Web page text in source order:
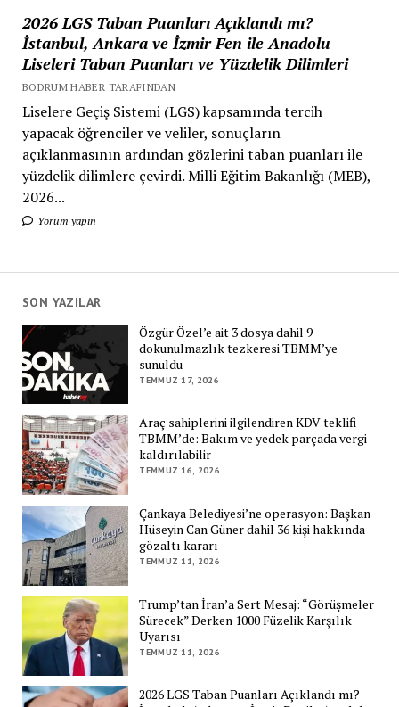
2026 LGS Taban Puanları Açıklandı mı?
İstanbul, Ankara ve İzmir Fen ile Anadolu
Liseleri Taban Puanları ve Yüzdelik Dilimleri
BODRUM HABER TARAFINDAN
Liselere Geçiş Sistemi (LGS) kapsamında tercih
yapacak öğrenciler ve veliler, sonuçların
açıklanmasının ardından gözlerini taban puanları ile
yüzdelik dilimlere çevirdi. Milli Eğitim Bakanlığı (MEB),
2026...
Yorum yapın
SON YAZILAR
Özgür Özel’e ait 3 dosya dahil 9
dokunulmazlık tezkeresi TBMM’ye
sunuldu
TEMMUZ 17, 2026
Araç sahiplerini ilgilendiren KDV teklifi
TBMM’de: Bakım ve yedek parçada vergi
kaldırılabilir
TEMMUZ 16, 2026
Çankaya Belediyesi’ne operasyon: Başkan
Hüseyin Can Güner dahil 36 kişi hakkında
gözaltı kararı
TEMMUZ 11, 2026
Trump’tan İran’a Sert Mesaj: “Görüşmeler
Sürecek” Derken 1000 Füzelik Karşılık
Uyarısı
TEMMUZ 11, 2026
2026 LGS Taban Puanları Açıklandı mı?